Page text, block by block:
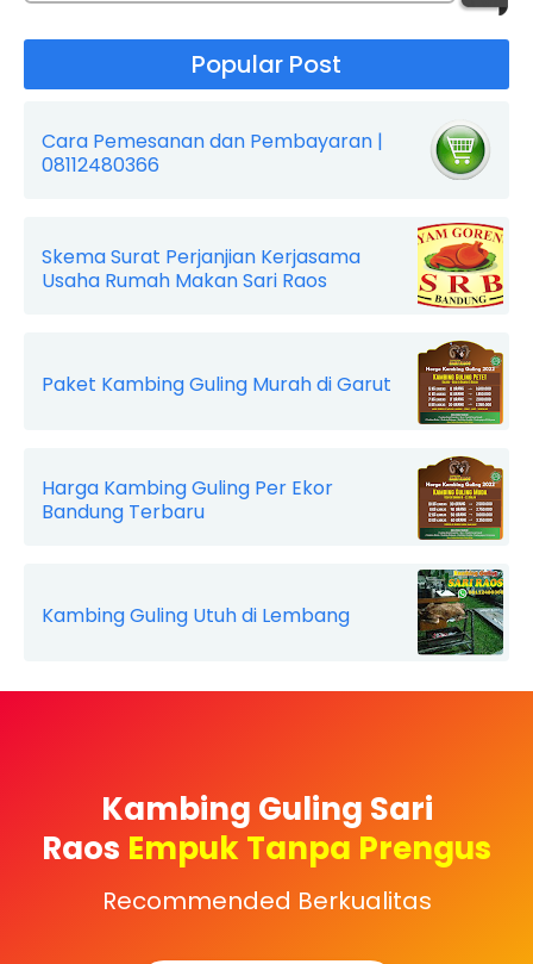
Popular Post
Cara Pemesanan dan Pembayaran |
08112480366
Skema Surat Perjanjian Kerjasama
Usaha Rumah Makan Sari Raos
Paket Kambing Guling Murah di Garut
Harga Kambing Guling Per Ekor
Bandung Terbaru
Kambing Guling Utuh di Lembang
Kambing Guling Sari
Raos Empuk Tanpa Prengus
Recommended Berkualitas